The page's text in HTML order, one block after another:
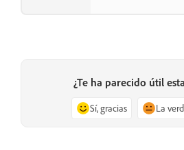
¿Te ha parecido útil
Sí, gracias La